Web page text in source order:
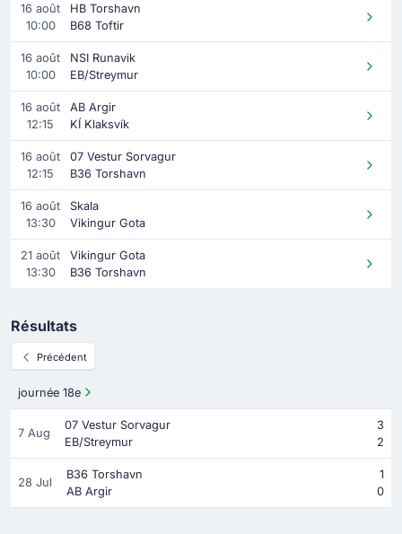
16 août
10:00
HB Torshavn
B68 Toftir
16 août
10:00
NSI Runavik
EB/Streymur
16 août
12:15
AB Argir
KÍ Klaksvík
16 août
12:15
07 Vestur Sorvagur
B36 Torshavn
16 août
13:30
Skala
Vikingur Gota
21 août
13:30
Vikingur Gota
B36 Torshavn
Résultats
Précédent
journée 18e
7 Aug
07 Vestur Sorvagur
3
EB/Streymur
2
28 Jul
B36 Torshavn
1
AB Argir
0